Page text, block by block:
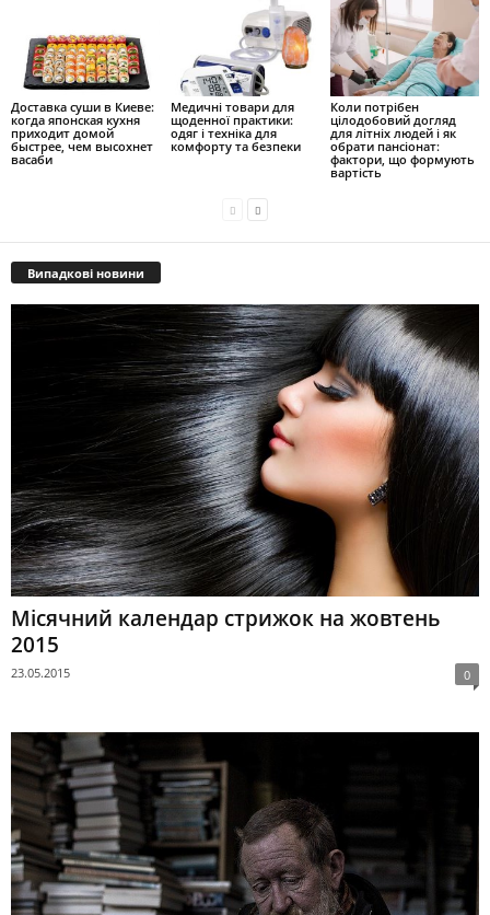
Доставка суши в Киеве:
когда японская кухня
приходит домой
быстрее, чем высохнет
васаби
Медичні товари для
щоденної практики:
одяг і техніка для
комфорту та безпеки
Коли потрібен
цілодобовий догляд
для літніх людей і як
обрати пансіонат:
фактори, що формують
вартість
Випадкові новини
Місячний календар стрижок на жовтень
2015
23.05.2015 0